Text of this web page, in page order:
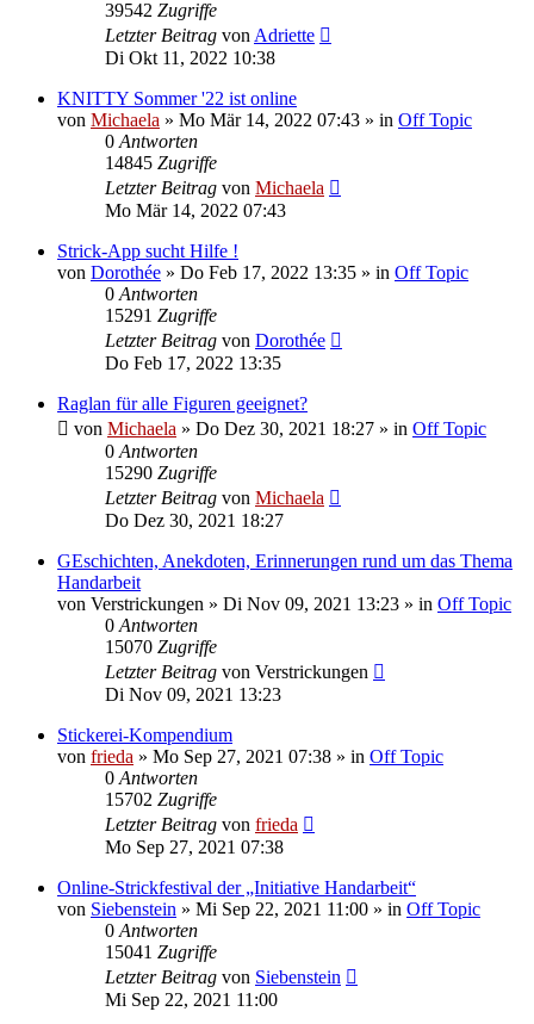
39542 Zugriffe
Letzter Beitrag von Adriette
Di Okt 11, 2022 10:38
KNITTY Sommer '22 ist online
von Michaela » Mo Mär 14, 2022 07:43 » in Off Topic
0 Antworten
14845 Zugriffe
Letzter Beitrag von Michaela
Mo Mär 14, 2022 07:43
Strick-App sucht Hilfe !
von Dorothée » Do Feb 17, 2022 13:35 » in Off Topic
0 Antworten
15291 Zugriffe
Letzter Beitrag von Dorothée
Do Feb 17, 2022 13:35
Raglan für alle Figuren geeignet?
von Michaela » Do Dez 30, 2021 18:27 » in Off Topic
0 Antworten
15290 Zugriffe
Letzter Beitrag von Michaela
Do Dez 30, 2021 18:27
GEschichten, Anekdoten, Erinnerungen rund um das Thema
Handarbeit
von Verstrickungen » Di Nov 09, 2021 13:23 » in Off Topic
0 Antworten
15070 Zugriffe
Letzter Beitrag von Verstrickungen
Di Nov 09, 2021 13:23
Stickerei-Kompendium
von frieda » Mo Sep 27, 2021 07:38 » in Off Topic
0 Antworten
15702 Zugriffe
Letzter Beitrag von frieda
Mo Sep 27, 2021 07:38
Online-Strickfestival der „Initiative Handarbeit“
von Siebenstein » Mi Sep 22, 2021 11:00 » in Off Topic
0 Antworten
15041 Zugriffe
Letzter Beitrag von Siebenstein
Mi Sep 22, 2021 11:00